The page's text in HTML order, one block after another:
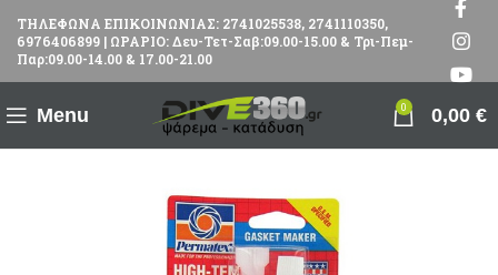
ΤΗΛΕΦΩΝΑ ΕΠΙΚΟΙΝΩΝΙΑΣ: 2741025538, 2741110350,
6976406899 | ΩΡΑΡΙΟ: Δευ-Τετ-Σαβ:09.00-15.00 & Τρι-Πεμ-
Παρ:09.00-14.00 & 17.00-21.00
Menu 0 0,00 €